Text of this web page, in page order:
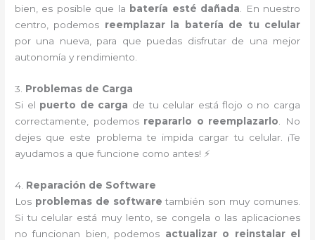
bien, es posible que la batería esté dañada . En nuestro
centro, podemos reemplazar la batería de tu celular
por una nueva, para que puedas disfrutar de una mejor
autonomía y rendimiento.
3. Problemas de Carga
Si el puerto de carga de tu celular está flojo o no carga
correctamente, podemos repararlo o reemplazarlo . No
dejes que este problema te impida cargar tu celular. ¡Te
ayudamos a que funcione como antes! ⚡
4. Reparación de Software
Los problemas de software también son muy comunes.
Si tu celular está muy lento, se congela o las aplicaciones
no funcionan bien, podemos actualizar o reinstalar el